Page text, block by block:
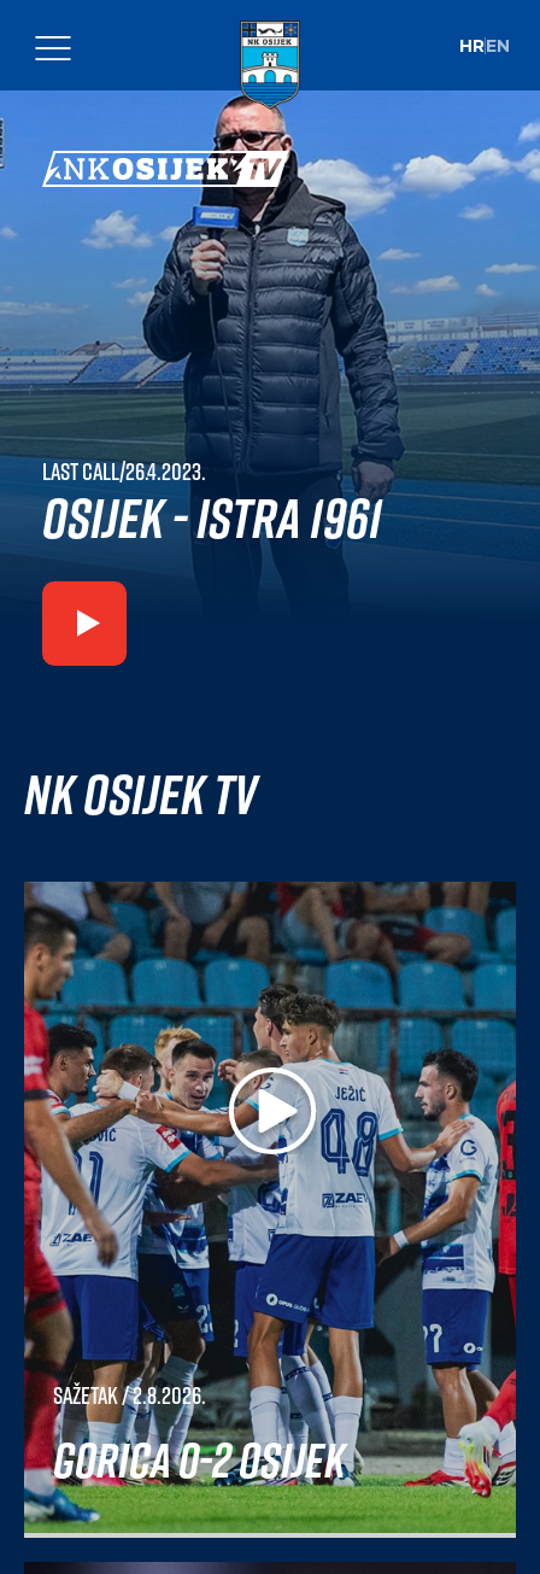
HREN
Last call|26.4.2023.
Osijek - Istra 1961
NK Osijek TV
Sažetak/ 2.8.2026.
Gorica 0-2 Osijek